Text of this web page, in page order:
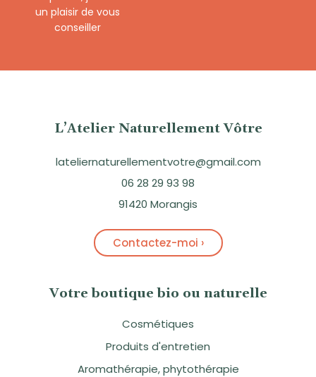
un plaisir de vous
conseiller
L’Atelier Naturellement Vôtre
lateliernaturellementvotre@gmail.com
06 28 29 93 98
91420 Morangis
Contactez-moi ›
Votre boutique bio ou naturelle
Cosmétiques
Produits d'entretien
Aromathérapie, phytothérapie